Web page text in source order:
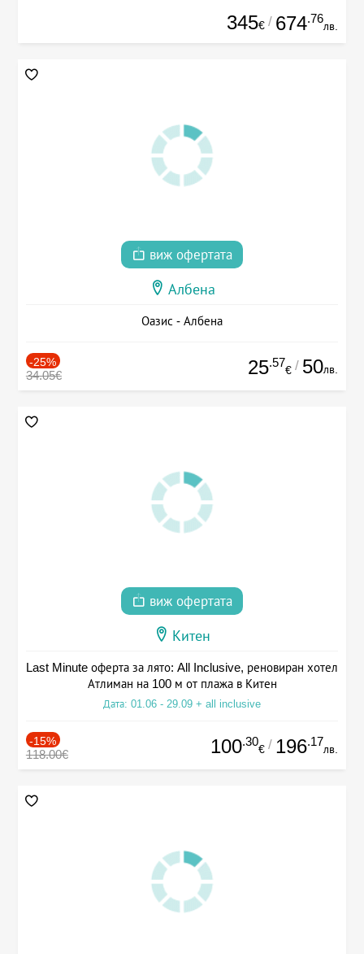
345€ / 674.76
лв.
виж офертата
Албена
Оазис - Албена
-25%
34.05€ 25.57
€ / 50лв.
виж офертата
Китен
Last Minute оферта за лято: All Inclusive, реновиран хотел
Атлиман на 100 м от плажа в Китен
Дата: 01.06 - 29.09 + all inclusive
-15%
118.00€ 100.30
€ / 196.17
лв.